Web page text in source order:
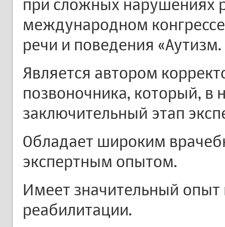
при сложных нарушениях
международном
речи и поведения
Является автором
позвоночника, который, в
заключительный этап
Обладает широким
экспертным опытом.
Имеет значительный опыт
реабилитации.